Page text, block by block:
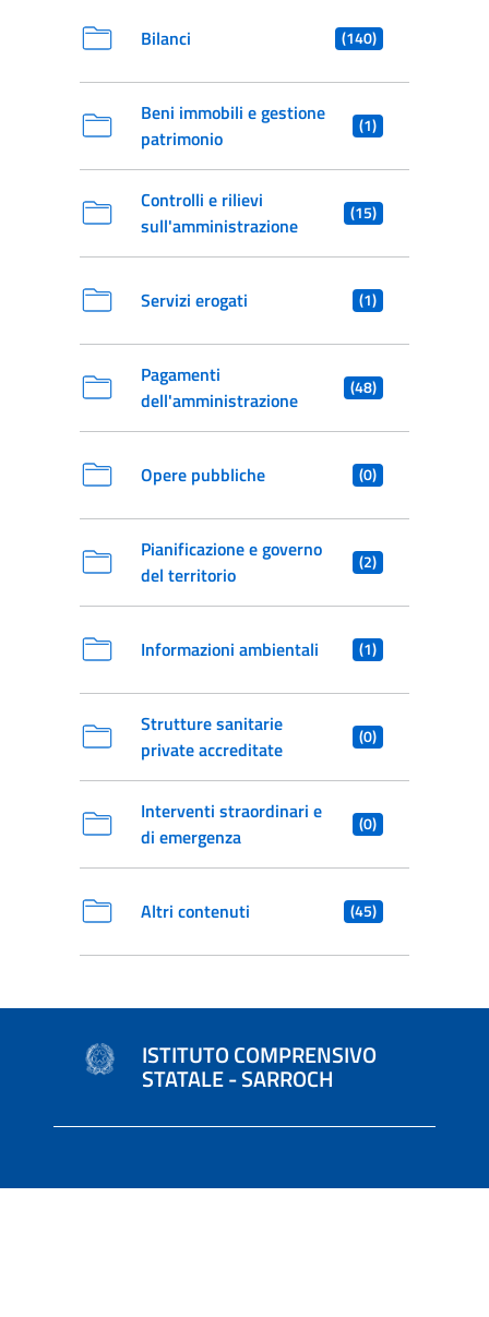
Bilanci (140)
Beni immobili e gestione
patrimonio
(1)
Controlli e rilievi
sull'amministrazione
(15)
Servizi erogati (1)
Pagamenti
dell'amministrazione
(48)
Opere pubbliche (0)
Pianificazione e governo
del territorio
(2)
Informazioni ambientali (1)
Strutture sanitarie
private accreditate
(0)
Interventi straordinari e
di emergenza
(0)
Altri contenuti (45)
ISTITUTO COMPRENSIVO
STATALE - SARROCH